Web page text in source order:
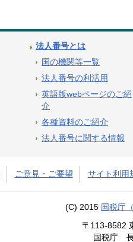
法人番号とは
国の機関等一覧
法人番号の利活用
英語版webページのご紹
介
各種資料のご紹介
法人番号に関する情報
ご意見・ご要望 サイト利用
(C) 2015 国税庁
〒113-8582
国税庁